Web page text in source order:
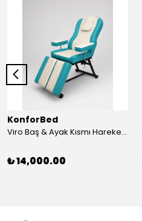
KonforBed
Viro Baş & Ayak Kısmı Hareketli Koltuk Çift Bacaklı
₺ 14,000.00